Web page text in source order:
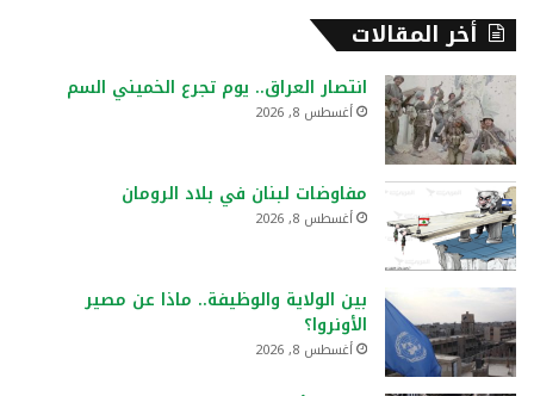
أخر المقالات
انتصار العراق.. يوم تجرع الخميني السم
أغسطس 8, 2026
مفاوضات لبنان في بلاد الرومان
أغسطس 8, 2026
بين الولاية والوظيفة.. ماذا عن مصير
الأونروا؟
أغسطس 8, 2026